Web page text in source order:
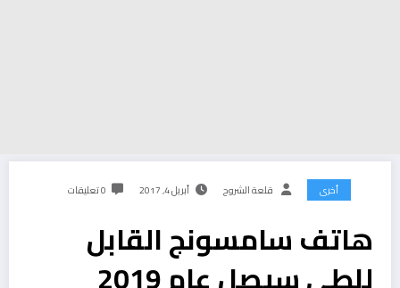
أخرى قلعة الشروح أبريل 4, 2017 0 تعليقات
هاتف سامسونج القابل